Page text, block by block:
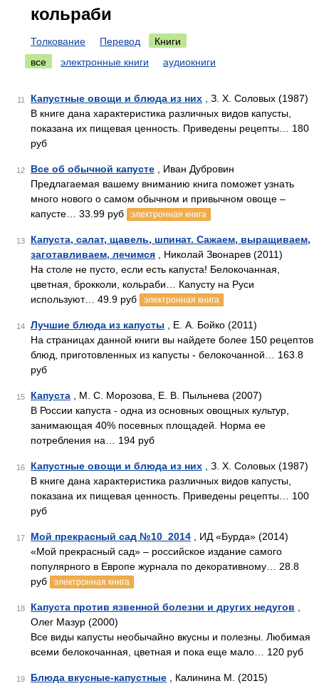
кольраби
Толкование Перевод
Книги
все
электронные книги аудиокниги
11 Капустные овощи и блюда из них , З. Х. Соловых (1987)
В книге дана характеристика различных видов капусты,
показана их пищевая ценность. Приведены рецепты… 180
руб
12 Все об обычной капусте , Иван Дубровин
Предлагаемая вашему вниманию книга поможет узнать
много нового о самом обычном и привычном овоще –
капусте… 33.99 руб
электронная книга
13
Капуста, салат, щавель, шпинат. Сажаем, выращиваем,
заготавливаем, лечимся , Николай Звонарев (2011)
На столе не пусто, если есть капуста! Белокочанная,
цветная, брокколи, кольраби… Капусту на Руси
используют… 49.9 руб
электронная книга
14 Лучшие блюда из капусты , Е. А. Бойко (2011)
На страницах данной книги вы найдете более 150 рецептов
блюд, приготовленных из капусты - белокочанной… 163.8
руб
15 Капуста , М. С. Морозова, Е. В. Пыльнева (2007)
В России капуста - одна из основных овощных культур,
занимающая 40% посевных площадей. Норма ее
потребления на… 194 руб
16 Капустные овощи и блюда из них , З. Х. Соловых (1987)
В книге дана характеристика различных видов капусты,
показана их пищевая ценность. Приведены рецепты… 100
руб
17 Мой прекрасный сад №10_2014 , ИД «Бурда» (2014)
«Мой прекрасный сад» – российское издание самого
популярного в Европе журнала по декоративному… 28.8
руб
электронная книга
18 Капуста против язвенной болезни и других недугов
Олег Мазур (2000)
Все виды капусты необычайно вкусны и полезны. Любимая
всеми белокочанная, цветная и пока еще мало… 120 руб
19 Блюда вкусные-капустные , Калинина М. (2015)